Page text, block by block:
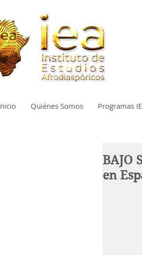
Quiénes Somos Programas
BAJO
en